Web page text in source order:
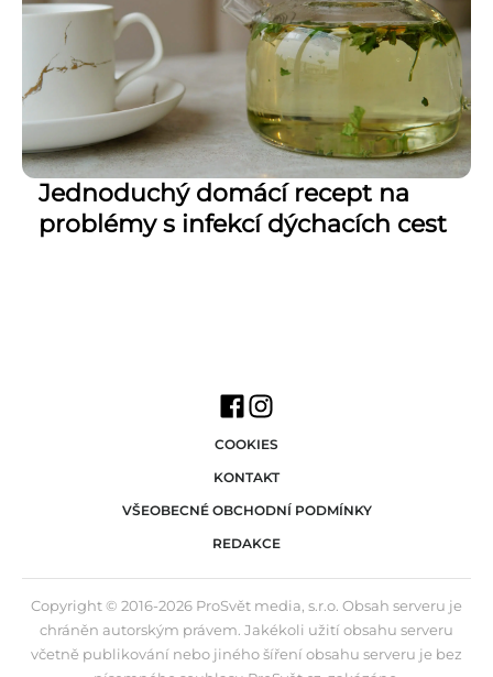
Jednoduchý domácí recept na
problémy s infekcí dýchacích cest
COOKIES
KONTAKT
VŠEOBECNÉ OBCHODNÍ PODMÍNKY
REDAKCE
Copyright © 2016-2026 ProSvět media, s.r.o. Obsah serveru je
chráněn autorským právem. Jakékoli užití obsahu serveru
včetně publikování nebo jiného šíření obsahu serveru je bez